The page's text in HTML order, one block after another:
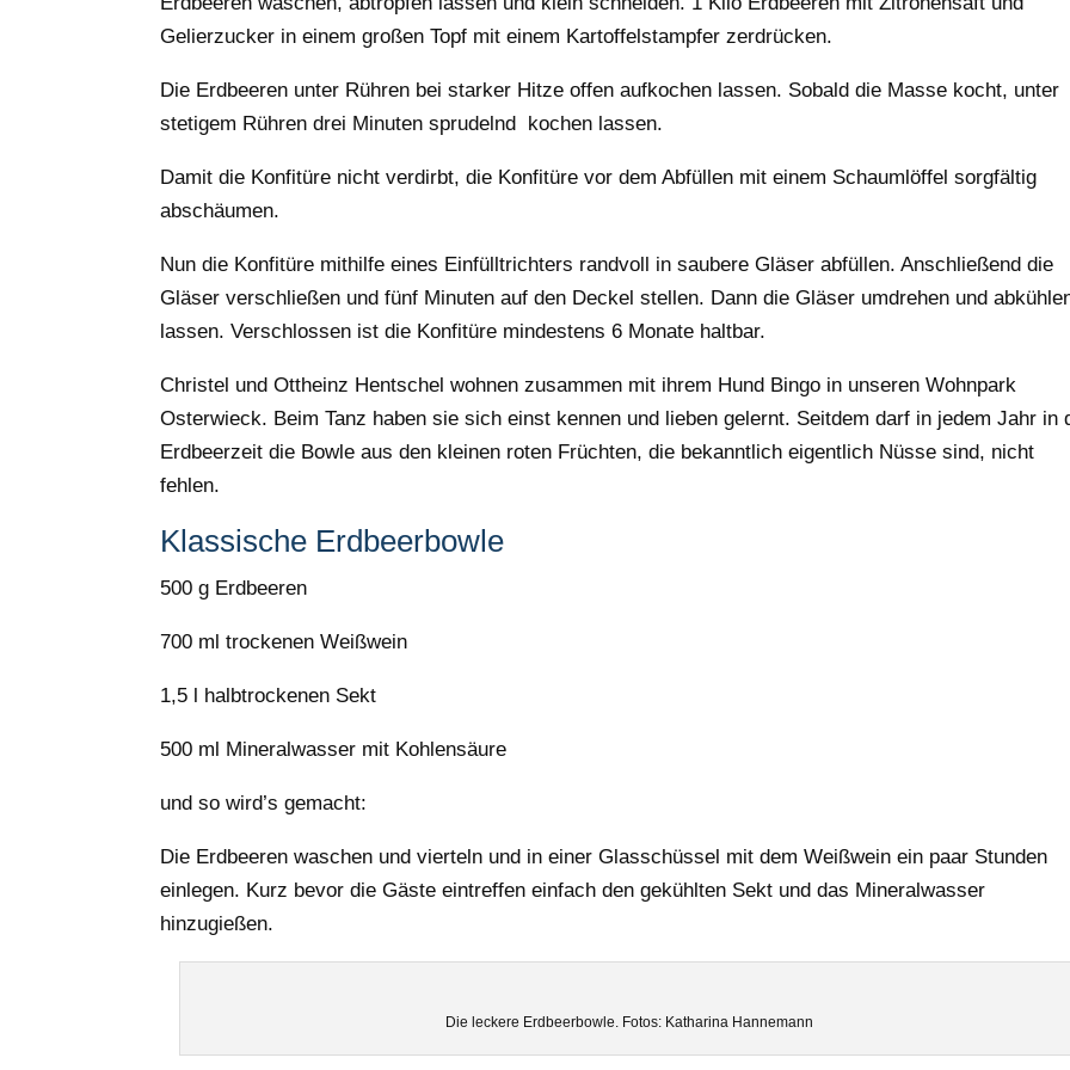
Gelierzucker in einem großen Topf mit einem Kartoffelstampfer zerdrücken.
Die Erdbeeren unter Rühren bei starker Hitze offen aufkochen lassen. Sobald die Masse kocht, unter
stetigem Rühren drei Minuten sprudelnd kochen lassen.
Damit die Konfitüre nicht verdirbt, die Konfitüre vor dem Abfüllen mit einem Schaumlöffel sorgfältig
abschäumen.
Nun die Konfitüre mithilfe eines Einfülltrichters randvoll in saubere Gläser abfüllen. Anschließend die
Gläser verschließen und fünf Minuten auf den Deckel stellen. Dann die Gläser umdrehen und
lassen. Verschlossen ist die Konfitüre mindestens 6 Monate haltbar.
Christel und Ottheinz Hentschel wohnen zusammen mit ihrem Hund Bingo in unseren Wohnpark
Osterwieck. Beim Tanz haben sie sich einst kennen und lieben gelernt. Seitdem darf in jedem Jahr in
Erdbeerzeit die Bowle aus den kleinen roten Früchten, die bekanntlich eigentlich Nüsse sind, nicht
fehlen.
Klassische Erdbeerbowle
500 g Erdbeeren
700 ml trockenen Weißwein
1,5 l halbtrockenen Sekt
500 ml Mineralwasser mit Kohlensäure
und so wird’s gemacht:
Die Erdbeeren waschen und vierteln und in einer Glasschüssel mit dem Weißwein ein paar Stunden
einlegen. Kurz bevor die Gäste eintreffen einfach den gekühlten Sekt und das Mineralwasser
hinzugießen.
Die leckere Erdbeerbowle. Fotos: Katharina Hannemann